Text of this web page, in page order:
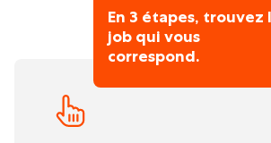
En 3 étapes, trouvez
job qui vous
correspond.